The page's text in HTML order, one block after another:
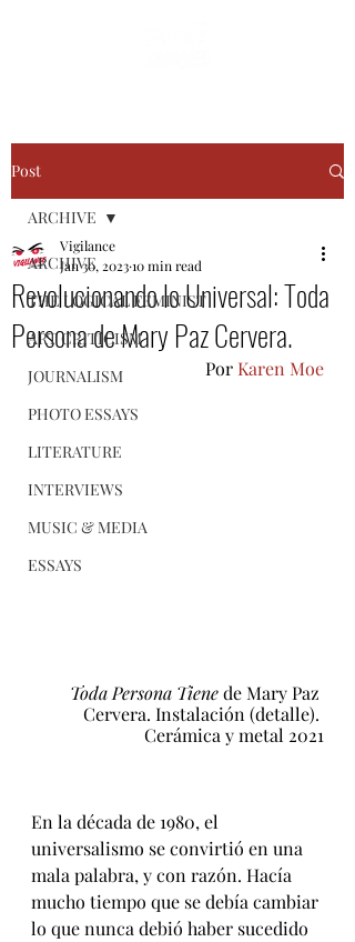
Post
ARCHIVE
THE LOGICAL FEMINIST
ART CRITICISM
JOURNALISM
PHOTO ESSAYS
LITERATURE
INTERVIEWS
MUSIC & MEDIA
ESSAYS
ARCHIVE
Revolucionando lo Universal: Toda
Persona de Mary Paz Cervera.
Vigilance
Jan 30, 202310 min read
Por Karen Moe
Toda Persona Tiene de Mary Paz
Cervera. Instalación (detalle).
Cerámica y metal 2021
En la década de 1980, el
universalismo se convirtió en una
mala palabra, y con razón. Hacía
mucho tiempo que se debía cambiar
lo que nunca debió haber sucedido